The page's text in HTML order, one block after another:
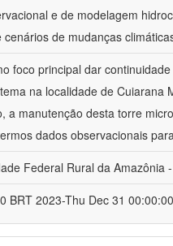
e de modelagem
de mudanças
foco principal dar
na localidade de Cuiarana
a manutenção desta torre
dados observacionais
Federal Rural da Amazônia
BRT 2023-Thu Dec 31